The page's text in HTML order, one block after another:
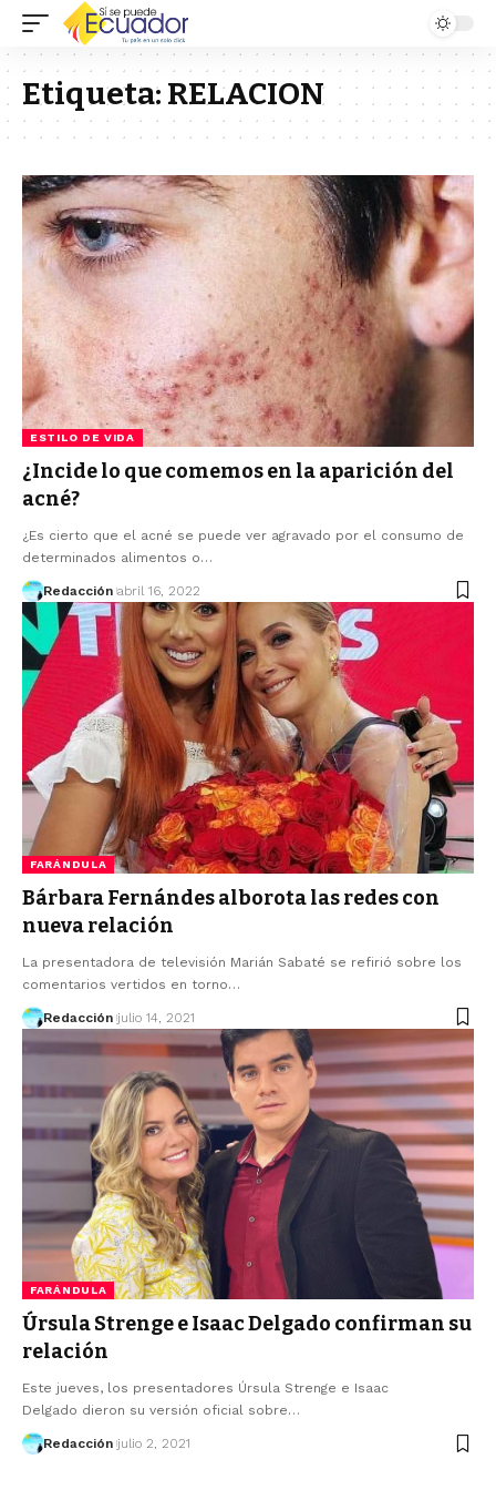
Etiqueta: RELACION
ESTILO DE VIDA
¿Incide lo que comemos en la aparición del
acné?
¿Es cierto que el acné se puede ver agravado por el consumo de
determinados alimentos o…
Redacción abril 16, 2022
FARÁNDULA
Bárbara Fernándes alborota las redes con
nueva relación
La presentadora de televisión Marián Sabaté se refirió sobre los
comentarios vertidos en torno…
Redacción julio 14, 2021
FARÁNDULA
Úrsula Strenge e Isaac Delgado confirman su
relación
Este jueves, los presentadores Úrsula Strenge e Isaac
Delgado dieron su versión oficial sobre…
Redacción julio 2, 2021